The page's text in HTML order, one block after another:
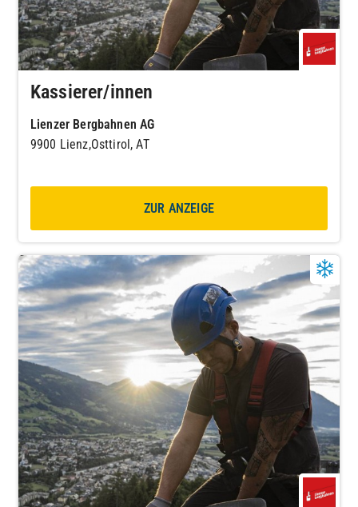
Kassierer/innen
Lienzer Bergbahnen AG
9900 Lienz,Osttirol, AT
ZUR ANZEIGE